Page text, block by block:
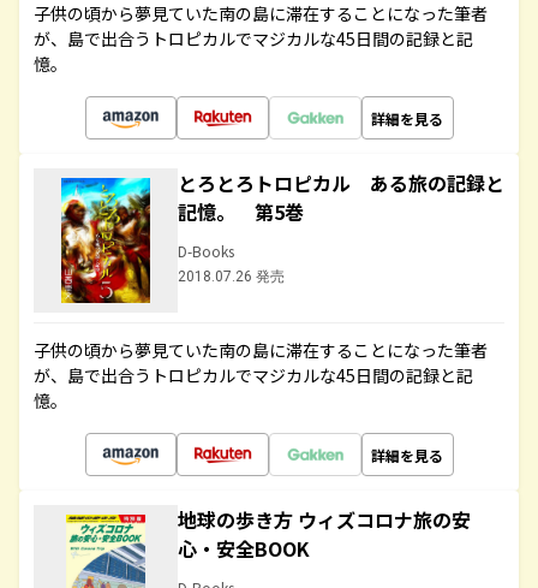
子供の頃から夢見ていた南の島に滞在することになった筆者
が、島で出合うトロピカルでマジカルな45日間の記録と記
憶。
詳細を見る
とろとろトロピカル ある旅の記録と
記憶。 第5巻
D-Books
2018.07.26 発売
子供の頃から夢見ていた南の島に滞在することになった筆者
が、島で出合うトロピカルでマジカルな45日間の記録と記
憶。
詳細を見る
地球の歩き方 ウィズコロナ旅の安
心・安全BOOK